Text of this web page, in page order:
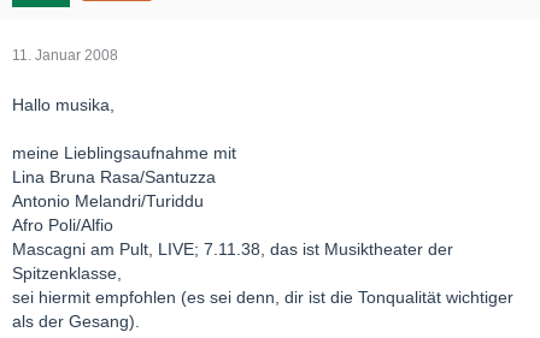
11. Januar 2008
Hallo musika,
meine Lieblingsaufnahme mit
Lina Bruna Rasa/Santuzza
Antonio Melandri/Turiddu
Afro Poli/Alfio
Mascagni am Pult, LIVE; 7.11.38, das ist Musiktheater der
Spitzenklasse,
sei hiermit empfohlen (es sei denn, dir ist die Tonqualität wichtiger
als der Gesang).